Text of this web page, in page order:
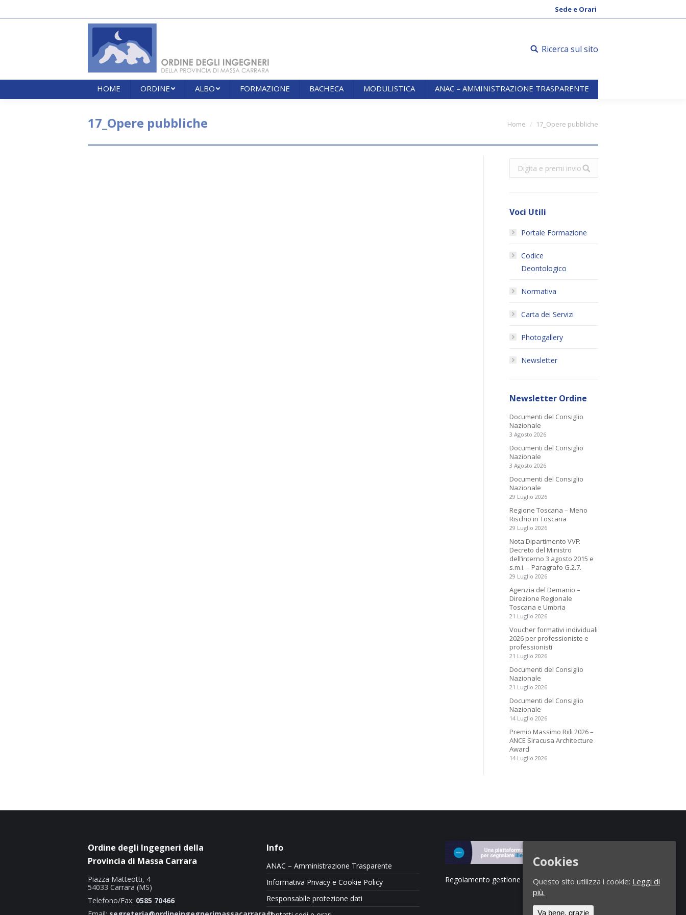
Sede e Orari
Ricerca sul sito
HOME ORDINE ALBO FORMAZIONE BACHECA MODULISTICA ANAC – AMMINISTRAZIONE TRASPARENTE
17_Opere pubbliche Home 17_Opere pubbliche
Search:
Voci Utili
Portale Formazione
Codice
Deontologico
Normativa
Carta dei Servizi
Photogallery
Newsletter
Newsletter Ordine
Documenti del Consiglio
Nazionale
3 Agosto 2026
Documenti del Consiglio
Nazionale
3 Agosto 2026
Documenti del Consiglio
Nazionale
29 Luglio 2026
Regione Toscana – Meno
Rischio in Toscana
29 Luglio 2026
Nota Dipartimento VVF:
Decreto del Ministro
dell’interno 3 agosto 2015 e
s.m.i. – Paragrafo G.2.7.
29 Luglio 2026
Agenzia del Demanio –
Direzione Regionale
Toscana e Umbria
21 Luglio 2026
Voucher formativi individuali
2026 per professioniste e
professionisti
21 Luglio 2026
Documenti del Consiglio
Nazionale
21 Luglio 2026
Documenti del Consiglio
Nazionale
14 Luglio 2026
Premio Massimo Riili 2026 –
ANCE Siracusa Architecture
Award
14 Luglio 2026
Ordine degli Ingegneri della
Provincia di Massa Carrara
Piazza Matteotti, 4
54033 Carrara (MS)
Telefono/Fax: 0585 70466
Info
ANAC – Amministrazione Trasparente
Informativa Privacy e Cookie Policy
Responsabile protezione dati
Regolamento gestione segnalazioni di illeciti
Cookies
Questo sito utilizza i cookie: Leggi di
più.
Va bene, grazie
ANAC – AMMINISTRAZIONE TRASPARENTE